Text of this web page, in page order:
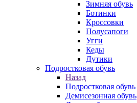
Зимняя обувь
Ботинки
Кроссовки
Полусапоги
Угги
Кеды
Дутики
Подростковая обувь
Назад
Подростковая обувь
Демисезонная обувь